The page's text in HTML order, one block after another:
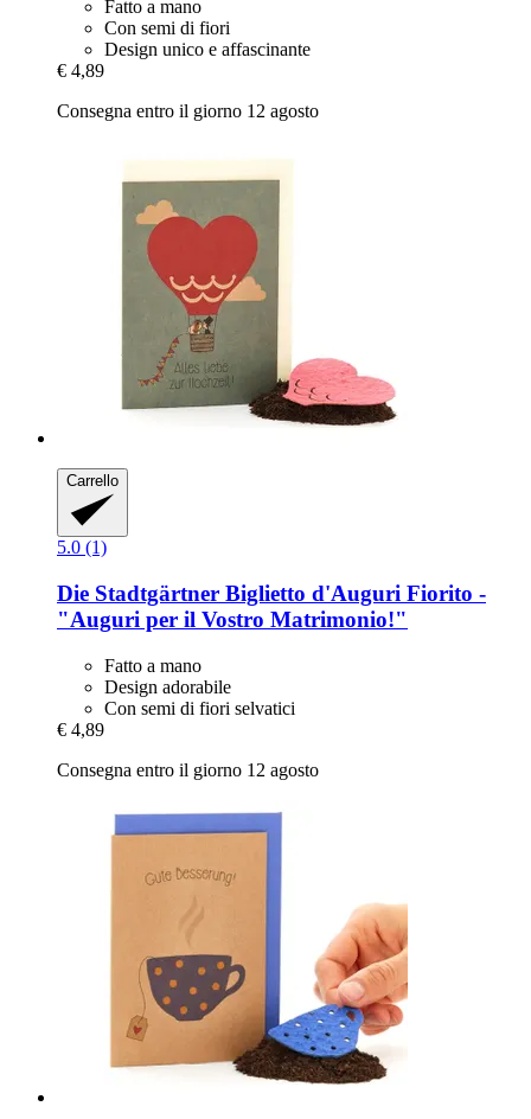
Fatto a mano
Con semi di fiori
Design unico e affascinante
€ 4,89
Consegna entro il giorno 12 agosto
Carrello
5.0 (1)
Die Stadtgärtner Biglietto d'Auguri Fiorito -​
"Auguri per il Vostro Matrimonio!"
Fatto a mano
Design adorabile
Con semi di fiori selvatici
€ 4,89
Consegna entro il giorno 12 agosto